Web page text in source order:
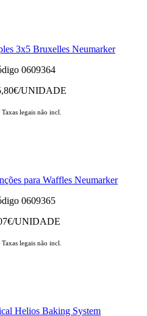
3x5 Bruxelles Neumarker
0609364
€/UNIDADE
legais não incl.
para Waffles Neumarker
0609365
€/UNIDADE
legais não incl.
Helios Baking System